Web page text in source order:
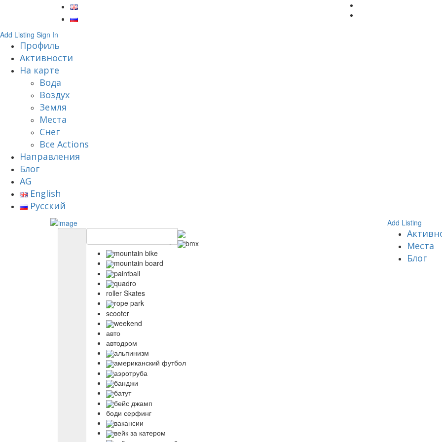
Add Listing Sign In
Профиль
Активности
На карте
Вода
Воздух
Земля
Места
Снег
Все Actions
Направления
Блог
AG
English
Русский
bmx
mountain bike
mountain board
paintball
quadro
roller Skates
rope park
scooter
weekend
авто
автодром
альпинизм
американский футбол
аэротруба
банджи
батут
бейс джамп
боди серфинг
вакансии
вейк за катером
Add Listing
Места
Блог